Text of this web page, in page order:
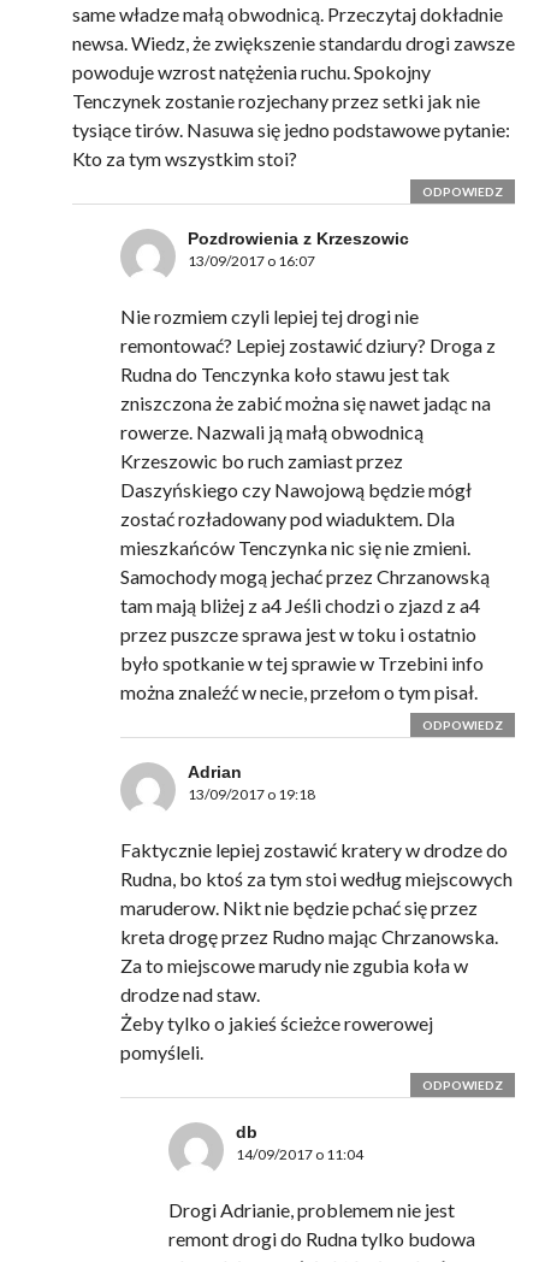
same władze małą obwodnicą. Przeczytaj dokładnie
newsa. Wiedz, że zwiększenie standardu drogi zawsze
powoduje wzrost natężenia ruchu. Spokojny
Tenczynek zostanie rozjechany przez setki jak nie
tysiące tirów. Nasuwa się jedno podstawowe pytanie:
Kto za tym wszystkim stoi?
ODPOWIEDZ
Pozdrowienia z Krzeszowic
13/09/2017 o 16:07
Nie rozmiem czyli lepiej tej drogi nie
remontować? Lepiej zostawić dziury? Droga z
Rudna do Tenczynka koło stawu jest tak
zniszczona że zabić można się nawet jadąc na
rowerze. Nazwali ją małą obwodnicą
Krzeszowic bo ruch zamiast przez
Daszyńskiego czy Nawojową będzie mógł
zostać rozładowany pod wiaduktem. Dla
mieszkańców Tenczynka nic się nie zmieni.
Samochody mogą jechać przez Chrzanowską
tam mają bliżej z a4 Jeśli chodzi o zjazd z a4
przez puszcze sprawa jest w toku i ostatnio
było spotkanie w tej sprawie w Trzebini info
można znaleźć w necie, przełom o tym pisał.
ODPOWIEDZ
Adrian
13/09/2017 o 19:18
Faktycznie lepiej zostawić kratery w drodze do
Rudna, bo ktoś za tym stoi według miejscowych
maruderow. Nikt nie będzie pchać się przez
kreta drogę przez Rudno mając Chrzanowska.
Za to miejscowe marudy nie zgubia koła w
drodze nad staw.
Żeby tylko o jakieś ścieżce rowerowej
pomyśleli.
ODPOWIEDZ
db
14/09/2017 o 11:04
Drogi Adrianie, problemem nie jest
remont drogi do Rudna tylko budowa